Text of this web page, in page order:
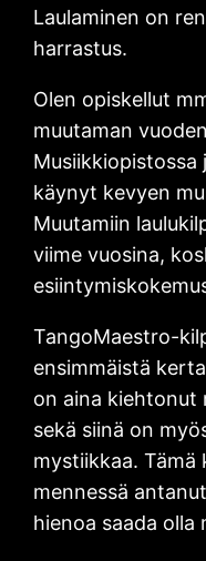
Laulaminen on
harrastus.
Olen opiskellut
muutaman
Musiikkiopistossa
käynyt kevyen
Muutamiin
viime vuosina,
TangoMaestro-
ensimmäistä
on aina kiehtonut
sekä siinä on
mystiikkaa. Tämä
mennessä
hienoa saada olla